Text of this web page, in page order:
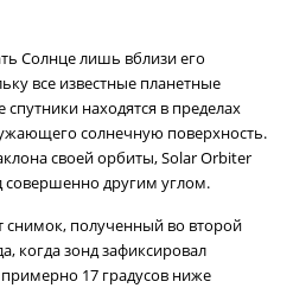
Солнце лишь вблизи его
все известные планетные
находятся в пределах
солнечную поверхность.
своей орбиты, Solar Orbiter
совершенно другим углом.
снимок, полученный во второй
когда зонд зафиксировал
17 градусов ниже